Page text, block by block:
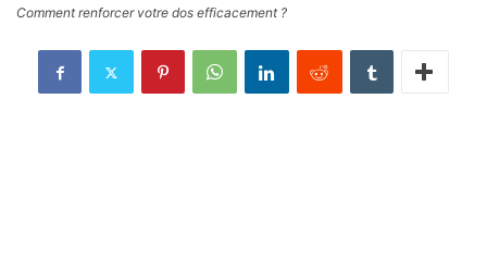
Comment renforcer votre dos efficacement ?